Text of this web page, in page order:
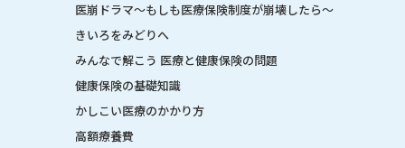
医崩ドラマ〜もしも医療保険制度が崩壊したら〜
きいろをみどりへ
みんなで解こう 医療と健康保険の問題
健康保険の基礎知識
かしこい医療のかかり方
高額療養費